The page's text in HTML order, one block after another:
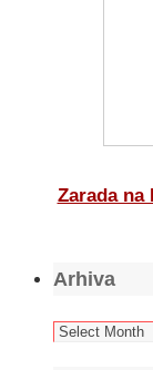
Zarada
Arhiva
Arhiva